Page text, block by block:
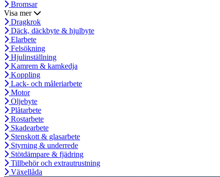
Bromsar
Visa mer
Dragkrok
Däck, däckbyte & hjulbyte
Elarbete
Felsökning
Hjulinställning
Kamrem & kamkedja
Koppling
Lack- och måleriarbete
Motor
Oljebyte
Plåtarbete
Rostarbete
Skadearbete
Stenskott & glasarbete
Styrning & underrede
Stötdämpare & fjädring
Tillbehör och extrautrustning
Växellåda